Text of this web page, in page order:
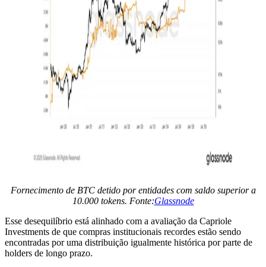
Fornecimento de BTC detido por entidades com saldo superior a
10.000 tokens. Fonte:Glassnode
Esse desequilíbrio está alinhado com a avaliação da Capriole
Investments de que compras institucionais recordes estão sendo
encontradas por uma distribuição igualmente histórica por parte de
holders de longo prazo.